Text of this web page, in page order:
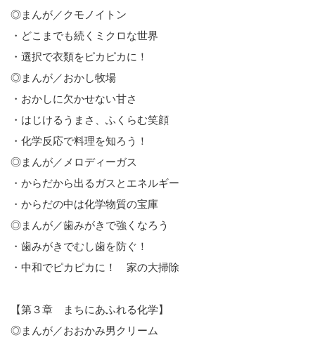
◎まんが／クモノイトン
・どこまでも続くミクロな世界
・選択で衣類をピカピカに！
◎まんが／おかし牧場
・おかしに欠かせない甘さ
・はじけるうまさ、ふくらむ笑顔
・化学反応で料理を知ろう！
◎まんが／メロディーガス
・からだから出るガスとエネルギー
・からだの中は化学物質の宝庫
◎まんが／歯みがきで強くなろう
・歯みがきでむし歯を防ぐ！
・中和でピカピカに！ 家の大掃除
【第３章 まちにあふれる化学】
◎まんが／おおかみ男クリーム